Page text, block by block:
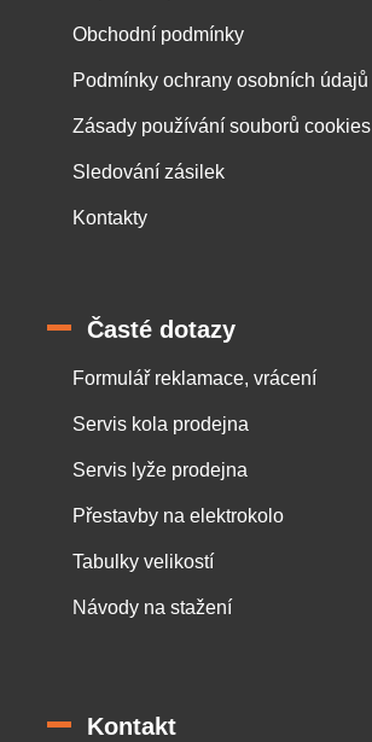
Obchodní podmínky
Podmínky ochrany osobních údajů
Zásady používání souborů cookies
Sledování zásilek
Kontakty
Časté dotazy
Formulář reklamace, vrácení
Servis kola prodejna
Servis lyže prodejna
Přestavby na elektrokolo
Tabulky velikostí
Návody na stažení
Kontakt